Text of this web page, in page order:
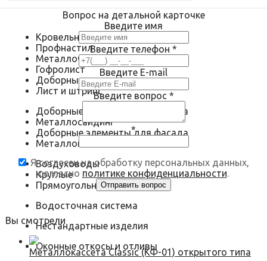
Вопрос на детальной карточке
Введите имя
Введите телефон *
Введите E-mail
Введите вопрос *
*
Я согласен на обработку персональных данных,
согласно политике конфиденциальности.
Вы смотрели
Металлокассета Classic (КФ-01) открытого типа
Кровельные материалы
Профнастил
Металлочерепица
Гофролист
Доборные элементы для кровли
Лист и штрипс
Доборные элементы для фасада
Металлосайдинг
Доборные элементы для фасада
Металлокассеты
Воздуховоды
Круглые
Прямоугольные
Водосточная система
Нестандартные изделия
Оконные откосы и отливы